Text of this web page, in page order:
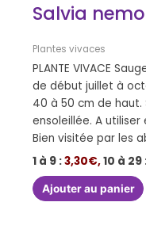
Salvia
Plantes vivaces
PLANTE VIVACE
de début juillet à
40 à 50 cm de
ensoleillée. A
Bien visitée par les
1 à 9 :3,30€,10 à 29
Ajouter au panier